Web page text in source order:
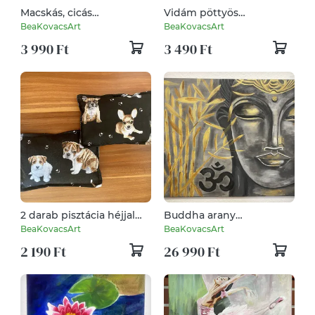
Macskás, cicás
vászontáska, bevásárló
BeaKovacsArt
3 990 Ft
Vidám pöttyös
vászontáska, bevásárló
BeaKovacsArt
3 490 Ft
2 darab pisztácia héjjal
töltött "babzsák"
BeaKovacsArt
2 190 Ft
Buddha arany
bambusszal 40x50 cm-es
BeaKovacsArt
26 990 Ft